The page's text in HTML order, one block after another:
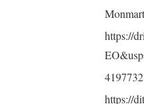
https://
https://